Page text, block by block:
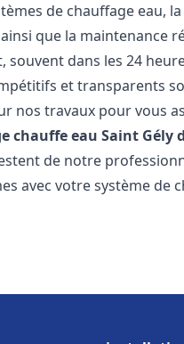
de chauffage eau,
que la maintenance
dans les 24
et transparents
nos travaux pour vous
chauffe eau Saint Gély
de notre
avec votre système de